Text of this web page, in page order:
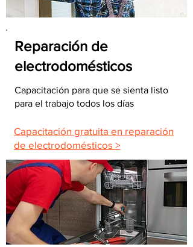
Reparación de
electrodomésticos
Capacitación para que se sienta listo
para el trabajo todos los días
Capacitación gratuita en reparación
de electrodomésticos >